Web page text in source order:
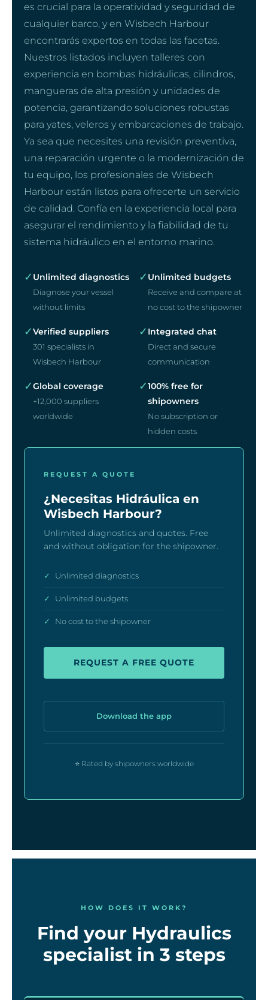
es crucial para la operatividad y seguridad de
cualquier barco, y en Wisbech Harbour
encontrarás expertos en todas las facetas.
Nuestros listados incluyen talleres con
experiencia en bombas hidráulicas, cilindros,
mangueras de alta presión y unidades de
potencia, garantizando soluciones robustas
para yates, veleros y embarcaciones de trabajo.
Ya sea que necesites una revisión preventiva,
una reparación urgente o la modernización de
tu equipo, los profesionales de Wisbech
Harbour están listos para ofrecerte un servicio
de calidad. Confía en la experiencia local para
asegurar el rendimiento y la fiabilidad de tu
sistema hidráulico en el entorno marino.
✓ Unlimited diagnostics
Diagnose your vessel
without limits
✓ Unlimited budgets
Receive and compare at
no cost to the shipowner
✓Verified suppliers
301 specialists in
Wisbech Harbour
✓ Integrated chat
Direct and secure
communication
✓Global coverage
+12,000 suppliers
worldwide
✓100% free for
shipowners
No subscription or
hidden costs
REQUEST A QUOTE
¿Necesitas Hidráulica en
Wisbech Harbour?
Unlimited diagnostics and quotes. Free
and without obligation for the shipowner.
✓ Unlimited diagnostics
✓ Unlimited budgets
✓ No cost to the shipowner
REQUEST A FREE QUOTE
Download the app
⭐ Rated by shipowners worldwide
HOW DOES IT WORK?
Find your Hydraulics
specialist in 3 steps